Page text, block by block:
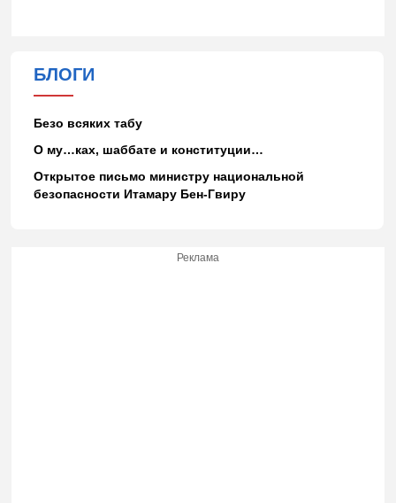
БЛОГИ
Безо всяких табу
О му…ках, шаббате и конституции…
Открытое письмо министру национальной
безопасности Итамару Бен-Гвиру
Реклама